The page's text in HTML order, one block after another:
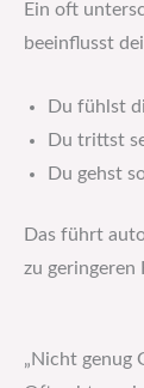
Ein oft
beeinflusst
Du fühlst
Du trittst
Du gehst
Das führt
zu geringeren
„Nicht genug